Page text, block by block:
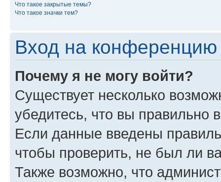
Что такое закрытые темы?
Что такое значки тем?
Вход на конференцию
Почему я не могу войти?
Существует несколько
убедитесь, что вы правильно
Если данные введены
чтобы проверить, не был ли
Также возможно, что